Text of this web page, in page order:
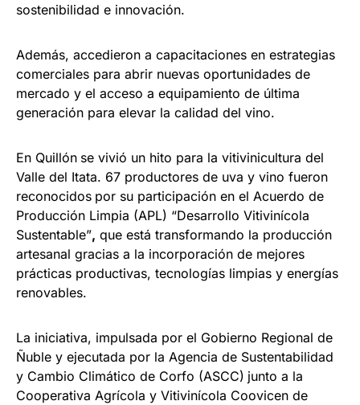
sostenibilidad e innovación.
Además, accedieron a capacitaciones en estrategias
comerciales para abrir nuevas oportunidades de
mercado y el acceso a equipamiento de última
generación para elevar la calidad del vino.
En Quillón se vivió un hito para la vitivinicultura del
Valle del Itata. 67 productores de uva y vino fueron
reconocidos por su participación en el Acuerdo de
Producción Limpia (APL) “Desarrollo Vitivinícola
Sustentable”, que está transformando la producción
artesanal gracias a la incorporación de mejores
prácticas productivas, tecnologías limpias y energías
renovables.
La iniciativa, impulsada por el Gobierno Regional de
Ñuble y ejecutada por la Agencia de Sustentabilidad
y Cambio Climático de Corfo (ASCC) junto a la
Cooperativa Agrícola y Vitivinícola Coovicen de